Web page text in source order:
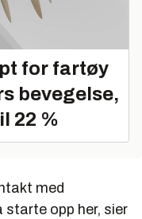
for fartøy
bevegelse,
22 %
med
starte opp her, sier